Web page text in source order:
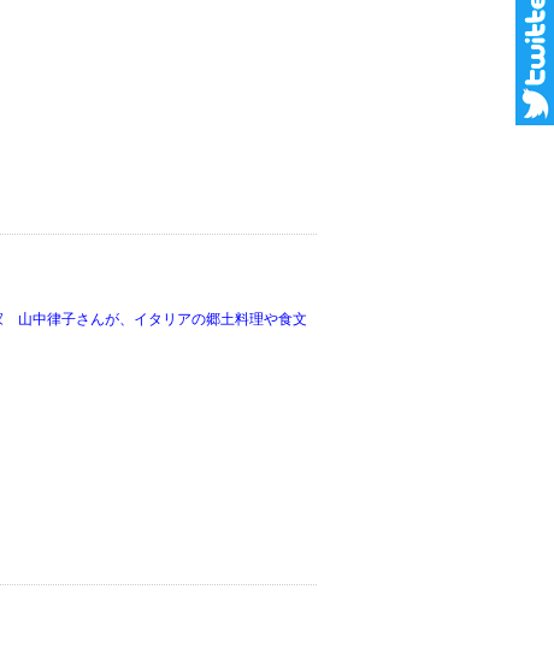
山中律子さんが、イタリアの郷土料理や食文